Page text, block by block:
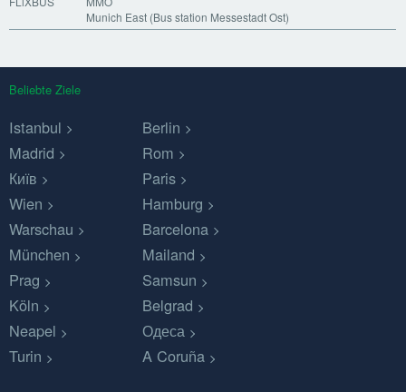
Munich East (Bus station Messestadt Ost)
Beliebte Ziele
Istanbul
Berlin
Madrid
Rom
Київ
Paris
Wien
Hamburg
Warschau
Barcelona
München
Mailand
Prag
Samsun
Köln
Belgrad
Neapel
Одеса
Turin
A Coruña